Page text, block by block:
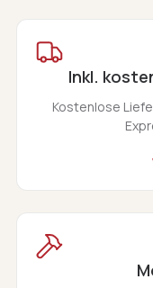
Inkl.
Kostenlose